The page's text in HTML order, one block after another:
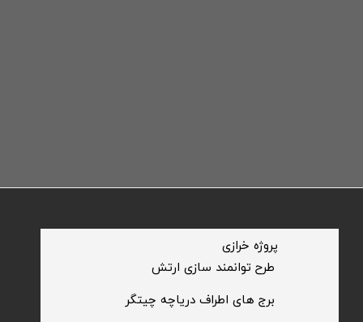
​طرح توانمند سازی ارتش
​پروژه خرازی
​برج های اطراف دریاچه چیتگر